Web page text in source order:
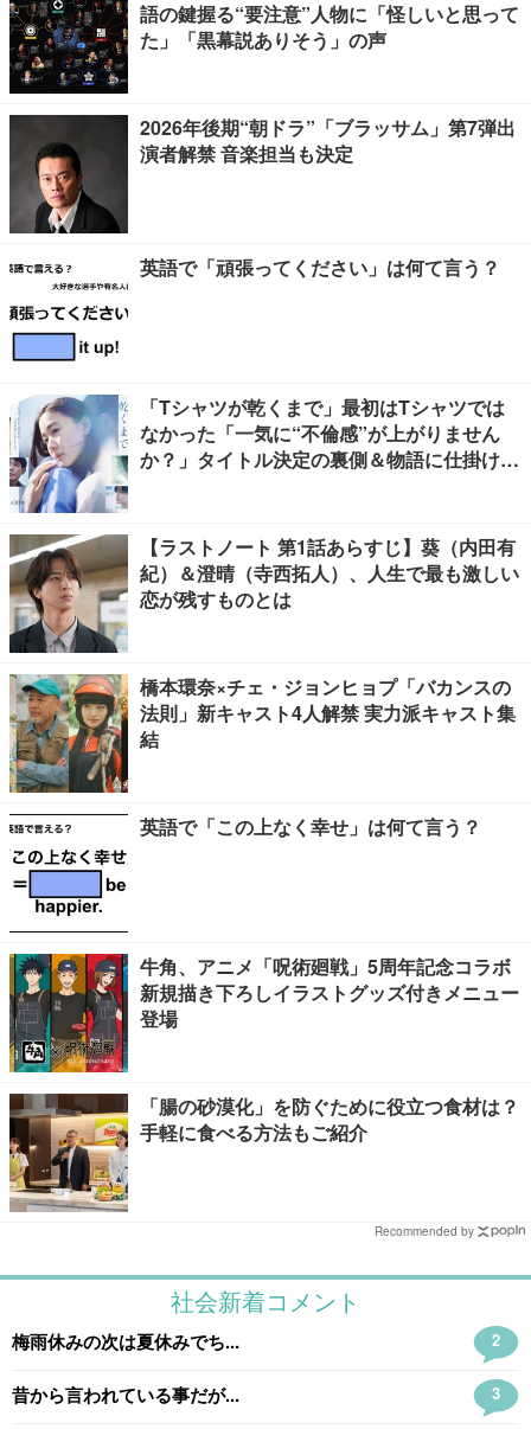
語の鍵握る“要注意”人物に「怪しいと思って
た」「黒幕説ありそう」の声
2026年後期“朝ドラ”「ブラッサム」第7弾出
演者解禁 音楽担当も決定
英語で「頑張ってください」は何て言う？
「Tシャツが乾くまで」最初はTシャツでは
なかった「一気に“不倫感”が上がりません
か？」タイトル決定の裏側＆物語に仕掛けた
【ラストノート 第1話あらすじ】葵（内田有
紀）＆澄晴（寺西拓人）、人生で最も激しい
恋が残すものとは
橋本環奈×チェ・ジョンヒョプ「バカンスの
法則」新キャスト4人解禁 実力派キャスト集
結
英語で「この上なく幸せ」は何て言う？
牛角、アニメ「呪術廻戦」5周年記念コラボ
新規描き下ろしイラストグッズ付きメニュー
登場
「腸の砂漠化」を防ぐために役立つ食材は？
手軽に食べる方法もご紹介
Recommended by